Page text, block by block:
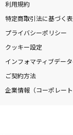
利用規約
特定商取引法に基づく
プライバシーポリシー
クッキー設定
インフォマティブデー
ご契約方法
企業情報（コーポレート